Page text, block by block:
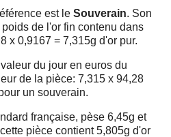
est le Souverain. Son
de l'or fin contenu dans
x 0,9167 = 7,315g d'or pur.
du jour en euros du
de la pièce: 7,315 x 94,28
un souverain.
française, pèse 6,45g et
pièce contient 5,805g d'or